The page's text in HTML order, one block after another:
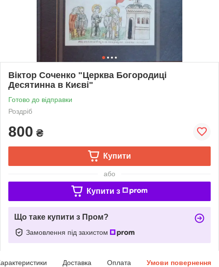
Віктор Соченко "Церква Богородиці
Десятинна в Києві"
Готово до відправки
Роздріб
800 ₴
Купити
або
Купити з
Що таке купити з Пром?
Замовлення під захистом
Доставка Оплата Умови повернення